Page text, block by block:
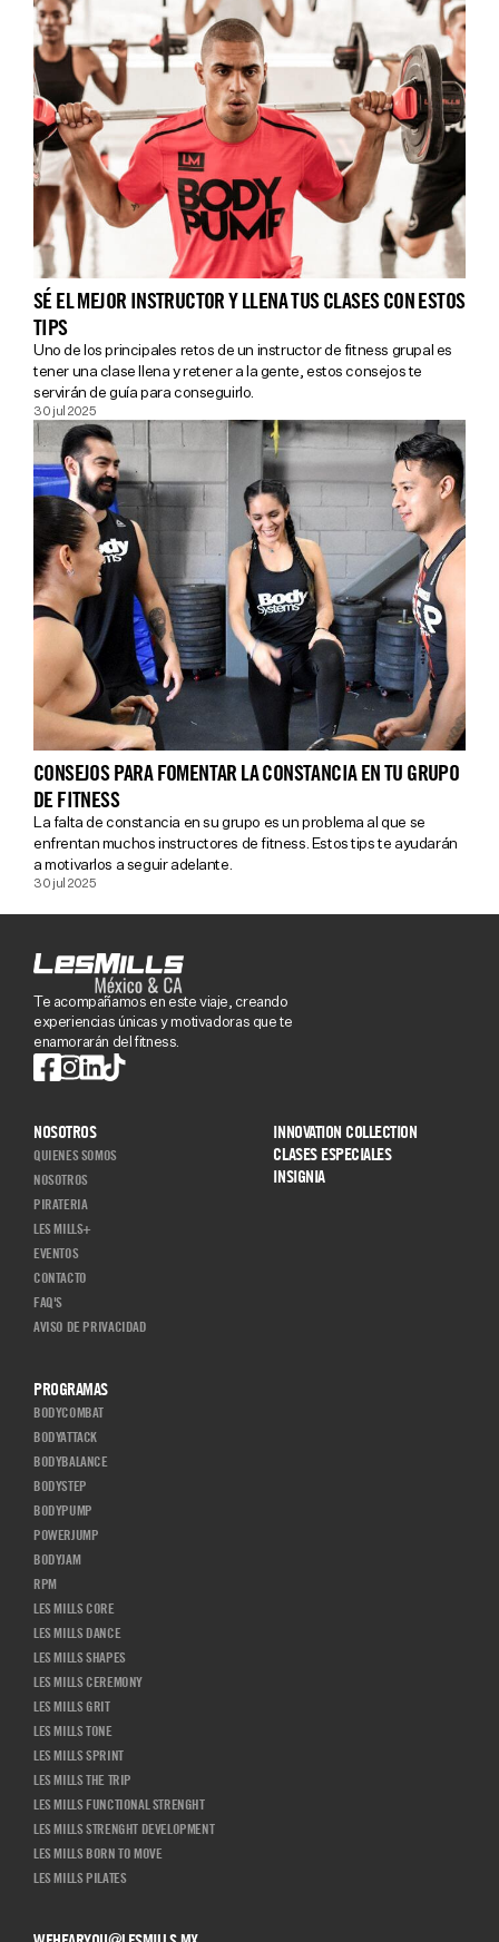
SÉ EL MEJOR INSTRUCTOR Y LLENA TUS CLASES CON ESTOS
TIPS
Uno de los principales retos de un instructor de fitness grupal es
tener una clase llena y retener a la gente, estos consejos te
servirán de guía para conseguirlo.
30 jul 2025
CONSEJOS PARA FOMENTAR LA CONSTANCIA EN TU GRUPO
DE FITNESS
La falta de constancia en su grupo es un problema al que se
enfrentan muchos instructores de fitness. Estos tips te ayudarán
a motivarlos a seguir adelante.
30 jul 2025
Te acompañamos en este viaje, creando
experiencias únicas y motivadoras que te
enamorarán del fitness.
NOSOTROS
QUIENES SOMOS
NOSOTROS
PIRATERIA
LES MILLS+
EVENTOS
CONTACTO
FAQ'S
AVISO DE PRIVACIDAD
PROGRAMAS
BODYCOMBAT
BODYATTACK
BODYBALANCE
BODYSTEP
BODYPUMP
POWERJUMP
BODYJAM
RPM
LES MILLS CORE
LES MILLS DANCE
LES MILLS SHAPES
LES MILLS CEREMONY
LES MILLS GRIT
LES MILLS TONE
LES MILLS SPRINT
LES MILLS THE TRIP
LES MILLS FUNCTIONAL STRENGHT
LES MILLS STRENGHT DEVELOPMENT
LES MILLS BORN TO MOVE
LES MILLS PILATES
INNOVATION COLLECTION
CLASES ESPECIALES
INSIGNIA